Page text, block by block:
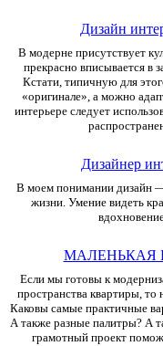
Дизайн
В модерне присутствует
прекрасно вписывается в
Кстати, типичную для
«оригинале», а можно
интерьере следует
Дизайнер
В моем понимании дизайн —
жизни. Умение видеть
МАЛЕНЬКАЯ
Если мы готовы к
пространства квартиры, то
Каковы самые практичные
А также разные палитры? А
грамотный проект